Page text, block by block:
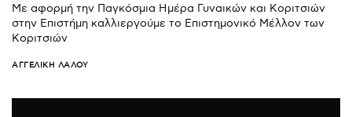
Με αφορμή την Παγκόσμια Ημέρα Γυναικών και Κοριτσιών
στην Επιστήμη καλλιεργούμε το Επιστημονικό Μέλλον των
Κοριτσιών
ΑΓΓΕΛΙΚΉ ΛΆΛΟΥ